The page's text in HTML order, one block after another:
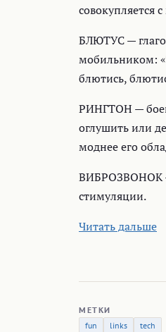
совокупляется
БЛЮТУС —
мобильником:
блютись,
РИНГТОН —
оглушить или
моднее его
ВИБРОЗВОНОК —
стимуляции.
Читать дальше
МЕТКИ
fun
links tech